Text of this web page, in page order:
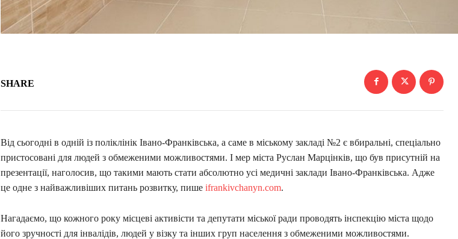
SHARE
Від сьогодні в одній із поліклінік Івано-Франківська, а саме в міському закладі №2 є вбиральні, спеціально
пристосовані для людей з обмеженими можливостями. І мер міста Руслан Марцінків, що був присутній на
презентації, наголосив, що такими мають стати абсолютно усі медичні заклади Івано-Франківська. Адже
це одне з найважливіших питань розвитку, пише ifrankivchanyn.com.
Нагадаємо, що кожного року місцеві активісти та депутати міської ради проводять інспекцію міста щодо
його зручності для інвалідів, людей у візку та інших груп населення з обмеженими можливостями.